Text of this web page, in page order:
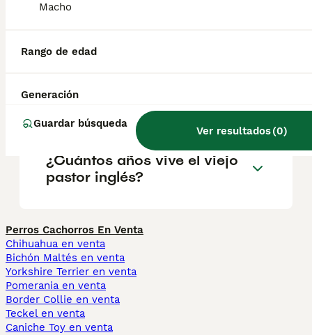
Macho
Rango de edad
Generación
Guardar búsqueda
Ver resultados(0)
¿Cuánto vale un perro
¿Cuántos años vive el viejo
pastor inglés?
Perros Cachorros En Venta
Chihuahua en venta
Bichón Maltés en venta
Yorkshire Terrier en venta
Pomerania en venta
Border Collie en venta
Teckel en venta
Caniche Toy en venta